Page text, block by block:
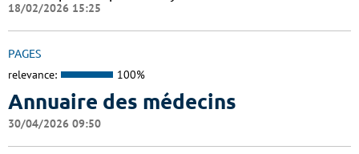
18/02/2026 15:25
PAGES
relevance: 100%
Annuaire des médecins
30/04/2026 09:50